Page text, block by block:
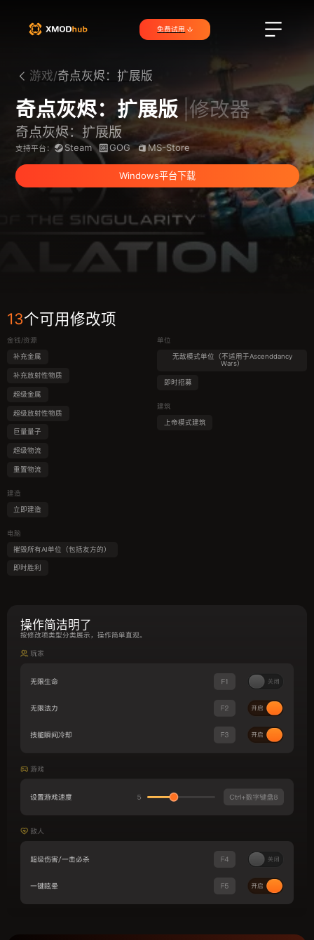
免费试用
游戏/奇点灰烬：扩展版
奇点灰烬：扩展版 |修改器
奇点灰烬：扩展版
支持平台： Steam GOG MS-Store
Windows平台下载
13个可用修改项
金钱/资源
补充金属
补充放射性物质
超级金属
超级放射性物质
巨量量子
超级物流
重置物流
建造
立即建造
电脑
摧毁所有AI单位（包括友方的）
即时胜利
单位
无敌模式单位（不适用于Ascenddancy
Wars）
即时招募
建筑
上帝模式建筑
操作简洁明了
按修改项类型分类展示，操作简单直观。